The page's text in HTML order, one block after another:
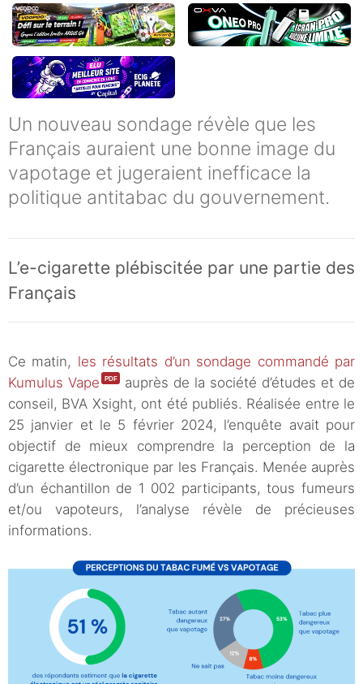
Un nouveau sondage révèle que les
Français auraient une bonne image du
vapotage et jugeraient inefficace la
politique antitabac du gouvernement.
L’e-cigarette plébiscitée par une partie des
Français
Ce matin, les résultats d’un sondage commandé par
Kumulus Vape
auprès de la société d’études et de
conseil, BVA Xsight, ont été publiés. Réalisée entre le
25 janvier et le 5 février 2024, l’enquête avait pour
objectif de mieux comprendre la perception de la
cigarette électronique par les Français. Menée auprès
d’un échantillon de 1 002 participants, tous fumeurs
et/ou vapoteurs, l’analyse révèle de précieuses
informations.